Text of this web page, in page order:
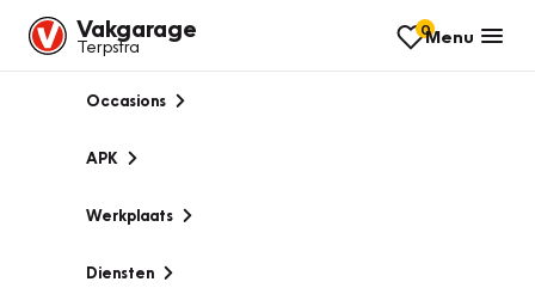
Vakgarage
Terpstra
0Menu
Occasions
APK
Werkplaats
Diensten